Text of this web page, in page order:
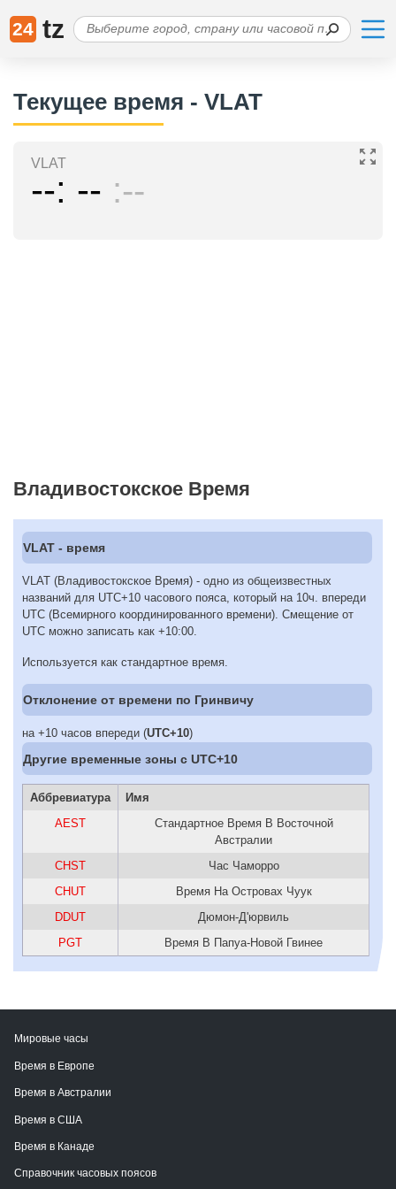
24 tz
Текущее время - VLAT
VLAT
-- -- --
Владивостокское Время
VLAT - время
VLAT (Владивостокское Время) - одно из общеизвестных
названий для UTC+10 часового пояса, который на 10ч. впереди
UTC (Всемирного координированного времени). Смещение от
UTC можно записать как +10:00.
Используется как стандартное время.
Отклонение от времени по Гринвичу
на +10 часов впереди (UTC+10)
Другие временные зоны c UTC+10
Аббревиатура
Имя
AEST
Стандартное Время В Восточной
Австралии
CHST
Час Чаморро
CHUT
Время На Островах Чуук
DDUT
Дюмон-Д'юрвиль
PGT
Время В Папуа-Новой Гвинее
Мировые часы
Время в Европе
Время в Австралии
Время в США
Время в Канаде
Справочник часовых поясов